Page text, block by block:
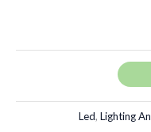
Led, Lighting